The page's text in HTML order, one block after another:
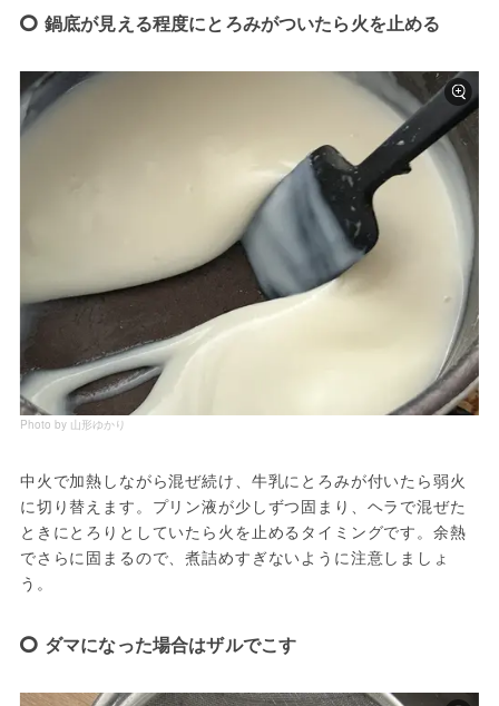
鍋底が見える程度にとろみがついたら火を止める
Photo by 山形ゆかり
中火で加熱しながら混ぜ続け、牛乳にとろみが付いたら弱火
に切り替えます。プリン液が少しずつ固まり、ヘラで混ぜた
ときにとろりとしていたら火を止めるタイミングです。余熱
でさらに固まるので、煮詰めすぎないように注意しましょ
う。
ダマになった場合はザルでこす